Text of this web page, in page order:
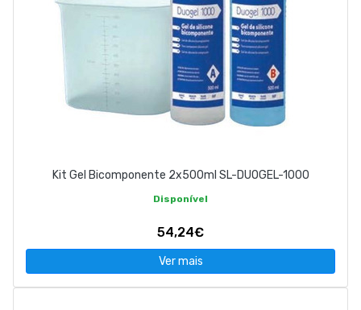
Kit Gel Bicomponente 2x500ml SL-DUOGEL-1000
Disponível
54,24€
Ver mais